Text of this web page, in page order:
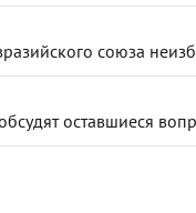
союза
оставшиеся